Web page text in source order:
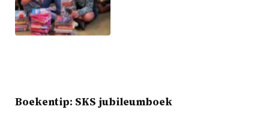
Boekentip: SKS jubileumboek